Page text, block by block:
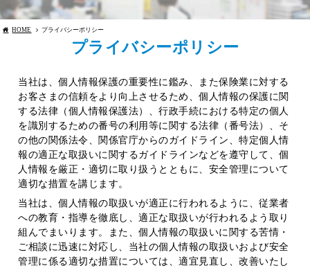
HOME プライバシーポリシー
プライバシーポリシー
当社は、個人情報保護の重要性に鑑み、また保険業に対する
お客さまの信頼をより向上させるため、個人情報の保護に関
する法律（個人情報保護法）、行政手続における特定の個人
を識別するための番号の利用等に関する法律（番号法）、そ
の他の関係法令、関係官庁からのガイドライン、特定個人情
報の適正な取扱いに関するガイドラインなどを遵守して、個
人情報を厳正・適切に取り扱うとともに、安全管理について
適切な措置を講じます。
当社は、個人情報の取扱いが適正に行われるように、従業者
への教育・指導を徹底し、適正な取扱いが行われるよう取り
組んでまいります。また、個人情報の取扱いに関する苦情・
ご相談に迅速に対応し、当社の個人情報の取扱いおよび安全
管理に係る適切な措置については、適宜見直し、改善いたし